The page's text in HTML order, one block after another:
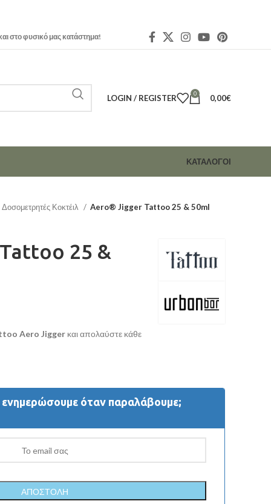
στο φυσικό μας κατάστημα!
LOGIN / REGISTER 0 0,00€
ΚΑΤΑΛΟΓΟΙ
Δοσομετρητές Κοκτέιλ Aero® Jigger Tattoo 25 & 50ml
25 &
Aero Jigger και απολαύστε κάθε
όταν παραλάβουμε;